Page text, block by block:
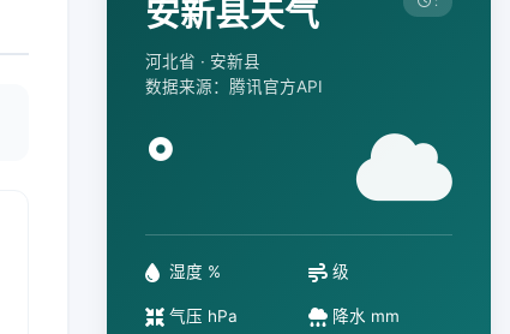
安新县天气
河北省 · 安新县
数据来源：腾讯官方API
°
湿度 % 级
气压 hPa 降水 mm